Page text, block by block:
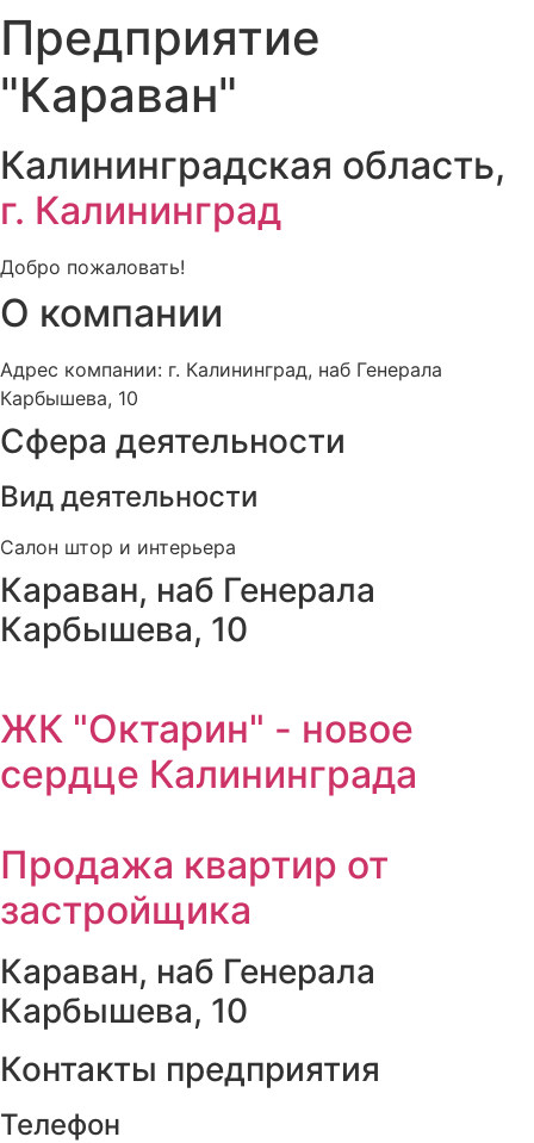
Предприятие
"Караван"
Калининградская область,
г. Калининград
Добро пожаловать!
О компании
Адрес компании: г. Калининград, наб Генерала
Карбышева, 10
Сфера деятельности
Вид деятельности
Салон штор и интерьера
Караван, наб Генерала
Карбышева, 10
ЖК "Октарин" - новое
сердце Калининграда
Продажа квартир от
застройщика
Караван, наб Генерала
Карбышева, 10
Контакты предприятия
Телефон